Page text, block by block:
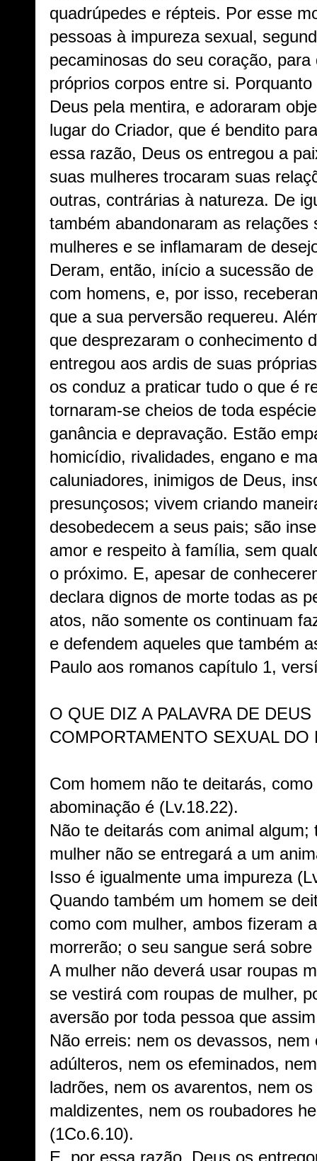
quadrúpedes e répteis. Por esse
pessoas à impureza sexual,
pecaminosas do seu coração,
próprios corpos entre si.
Deus pela mentira, e adoraram
lugar do Criador, que é bendito
essa razão, Deus os entregou a
suas mulheres trocaram suas
outras, contrárias à natureza. De
também abandonaram as
mulheres e se inflamaram de
Deram, então, início a sucessão
com homens, e, por isso,
que a sua perversão requereu.
que desprezaram o conhecimento
entregou aos ardis de suas
os conduz a praticar tudo o que é
tornaram-se cheios de toda
ganância e depravação. Estão
homicídio, rivalidades, engano e
caluniadores, inimigos de Deus,
presunçosos; vivem criando
desobedecem a seus pais; são
amor e respeito à família, sem
o próximo. E, apesar de
declara dignos de morte todas as
atos, não somente os continuam
e defendem aqueles que também
Paulo aos romanos capítulo 1,
O QUE DIZ A PALAVRA DE
COMPORTAMENTO SEXUAL DO
Com homem não te deitarás,
abominação é (Lv.18.22).
Não te deitarás com animal
mulher não se entregará a um
Isso é igualmente uma impureza
Quando também um homem se
como com mulher, ambos fizeram
morrerão; o seu sangue será
A mulher não deverá usar roupas
se vestirá com roupas de mulher,
aversão por toda pessoa que
Não erreis: nem os devassos,
adúlteros, nem os efeminados,
ladrões, nem os avarentos, nem
maldizentes, nem os roubadores
(1Co.6.10).